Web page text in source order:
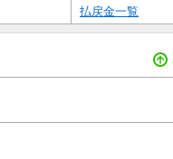
払戻金一覧